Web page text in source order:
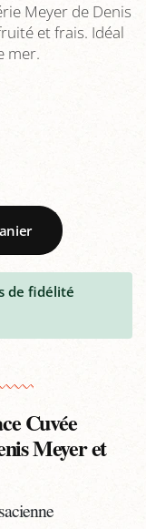
Meyer de Denis
et frais. Idéal
mer.
de fidélité
Cuvée
Meyer et